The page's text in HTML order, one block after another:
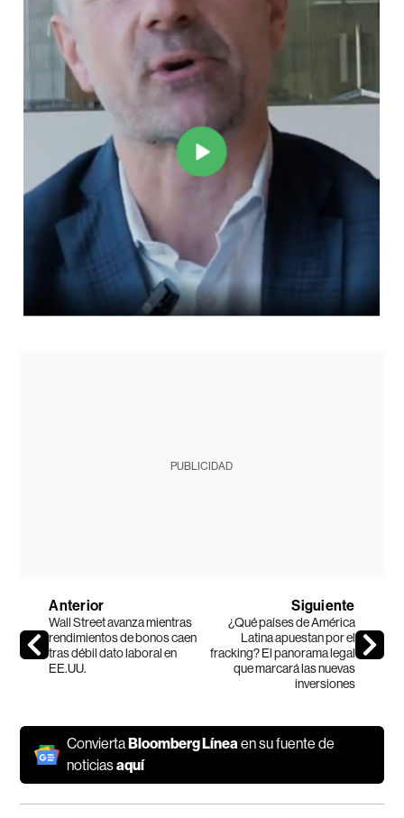
PUBLICIDAD
Anterior
Wall Street avanza mientras
rendimientos de bonos caen
tras débil dato laboral en
EE.UU.
Siguiente
¿Qué países de América
Latina apuestan por el
fracking? El panorama legal
que marcará las nuevas
inversiones
ConviertaBloomberg Líneaen su fuente de
noticiasaquí